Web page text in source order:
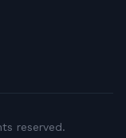
reserved.